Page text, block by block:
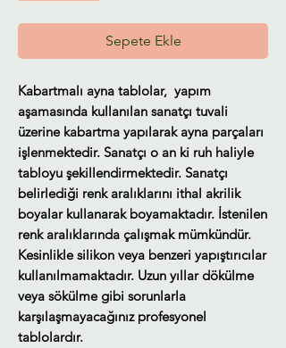
Sepete Ekle
Kabartmalı ayna tablolar, yapım
aşamasında kullanılan sanatçı tuvali
üzerine kabartma yapılarak ayna parçaları
işlenmektedir. Sanatçı o an ki ruh haliyle
tabloyu şekillendirmektedir. Sanatçı
belirlediği renk aralıklarını ithal akrilik
boyalar kullanarak boyamaktadır. İstenilen
renk aralıklarında çalışmak mümkündür.
Kesinlikle silikon veya benzeri yapıştırıcılar
kullanılmamaktadır. Uzun yıllar dökülme
veya sökülme gibi sorunlarla
karşılaşmayacağınız profesyonel
tablolardır.